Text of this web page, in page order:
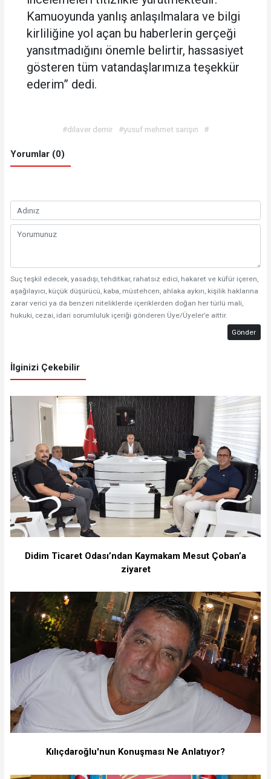
Kamuoyunda yanlış anlaşılmalara ve bilgi
kirliliğine yol açan bu haberlerin gerçeği
yansıtmadığını önemle belirtir, hassasiyet
gösteren tüm vatandaşlarımıza teşekkür
ederim” dedi.
#dilaver demir #yusuf mehmet sarışın #
Yorumlar (0)
Suç teşkil edecek, yasadışı, tehditkar, rahatsız edici, hakaret ve küfür içeren,
aşağılayıcı, küçük düşürücü, kaba, müstehcen, ahlaka aykırı, kişilik haklarına
zarar verici ya da benzeri niteliklerde içeriklerden doğan her türlü mali,
hukuki, cezai, idari sorumluluk içeriği gönderen Üye/Üyeler’e aittir.
Gönder
İlginizi Çekebilir
Didim Ticaret Odası’ndan Kaymakam Mesut Çoban’a
ziyaret
Kılıçdaroğlu'nun Konuşması Ne Anlatıyor?